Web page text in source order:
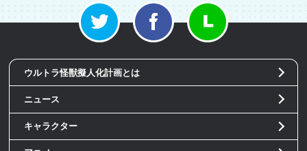
ウルトラ怪獣擬人化計画とは
ニュース
キャラクター